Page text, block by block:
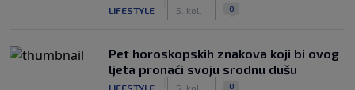
LIFESTYLE 5. kol. 0
Pet horoskopskih znakova koji bi ovog
ljeta pronaći svoju srodnu dušu
LIFESTYLE 5. kol. 0